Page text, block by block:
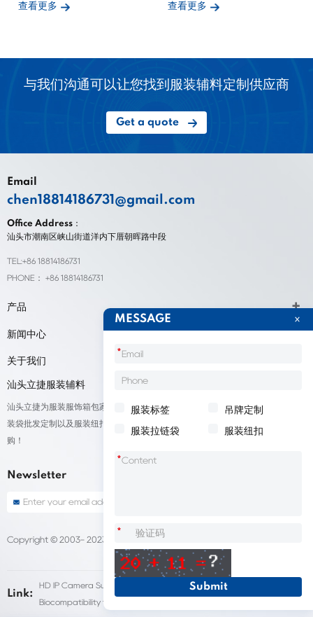
查看更多 查看更多
与我们沟通可以让您找到服装辅料定制供应商
Get a quote
Email
chen18814186731@gmail.com
Office Address：
汕头市潮南区峡山街道洋内下厝朝晖路中段
TEL:+86 18814186731
PHONE： +86 18814186731
产品
新闻中心
关于我们
汕头立捷服装辅料
汕头立捷为服装服饰箱包家纺鞋帽标签等产品厂家提供标签定制、吊牌定做、包
装袋批发定制以及服装纽扣低价批量出售；我们承接来自全球的订单，欢迎采
购！
Newsletter
Copyright © 2003- 2023 汕头立捷服装标签定做
Link:
HD IP Camera Supplier Fleet Dash Cam
Biocompatibility testing
MESSAGE
*
服装标签 吊牌定制
服装拉链袋 服装纽扣
*
*